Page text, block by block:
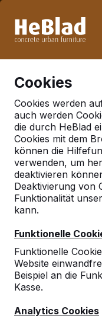
Woche 33 nicht.
Cookies
Cookies werden
auch werden
die durch HeBlad
Cookies mit dem
können die
verwenden, um
deaktivieren
Deaktivierung von
Funktionalität
kann.
Funktionelle
Funktionelle
Website
Beispiel an die
Kasse.
Analytics Cookies
Tischtennistische